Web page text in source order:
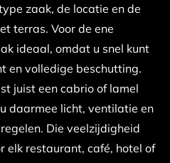
zaak, de locatie en de
terras. Voor de ene
ideaal, omdat u snel kunt
en volledige beschutting.
juist een cabrio of lamel
daarmee licht, ventilatie en
Die veelzijdigheid
elk restaurant, café, hotel of